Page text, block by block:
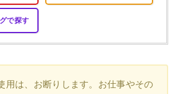
で探す
用は、お断りします。お仕事やその